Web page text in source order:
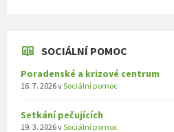
SOCIÁLNÍ POMOC
Poradenské a krizové centrum
16. 7. 2026vSociální pomoc
Setkání pečujících
19. 3. 2026vSociální pomoc